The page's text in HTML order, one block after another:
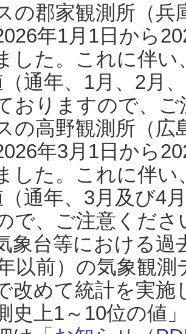
の郡家観測所（
年1月1日から
した。これに伴い
通年、1月、2月
おりますので、
の高野観測所（
年3月1日から
した。これに伴い
通年、3月及び4
で、ご注意くだ
象台等における過
年以前）の気象観
改めて統計を実
史上1～10位の値